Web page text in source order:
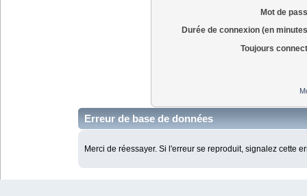
Mot de
Durée de connexion (en
Toujours
Erreur de base de données
Merci de réessayer. Si l'erreur se reproduit, signalez cette